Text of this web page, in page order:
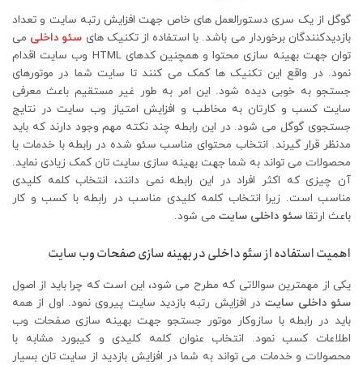
گوگل از یک سری دستورالعمل های خاص جهت افزایش رتبه سایت و تعداد
بازدیدکنندگان برخوردار می باشد. با استفاده از تکنیک های سئو داخلی می
توان جهت بهینه سازی محتوا و همچنین کدهای HTML وب سایت اقدام
نمود. در واقع این تکنیک ها کمک می کنند تا سایت شما در موتورهای
جستجو به خوبی دیده شود. این امر به طور غیر مستقیم باعث معرفی
سایت کسب و کارتان به مخاطب و افزایش امتیاز وب سایت در نتایج
جستجوی گوگل می شود. در این رابطه چند نکته مهم وجود دارند که باید
مدنظر قرار گیرند. انتخاب محتوای مناسب سئو شده در رابطه با خدمات یا
محصولات می تواند به شما جهت بهینه سازی سایت تان کمک زیادی نماید.
آن چیزی که اکثر افراد در این رابطه نمی دانند، انتخاب کلمه کلیدی
مناسب است. زیرا انتخاب کلمه کلیدی مناسب در رابطه با کسب و کار
باعث ارتقا سئو داخلی سایت می شود.
اهمیت استفاده از سئو داخلی در بهینه سازی صفحات وب سایت
یکی از مهمترین سوالاتی که مطرح می شود، این است که چرا باید از اصول
سئو داخلی سایتدر افزایش رتبه بازدید سایت پیروی نمود. اول از همه
باید در رابطه با سازوکار موتور جستجو جهت بهینه سازی صفحات وب
اطلاعات کسب نمود. انتخاب عنوان کلمه کلیدی و کیبورد مشابه با
محصولات و خدمات می تواند به شما در افزایش بازدید از سایت تان بسیار